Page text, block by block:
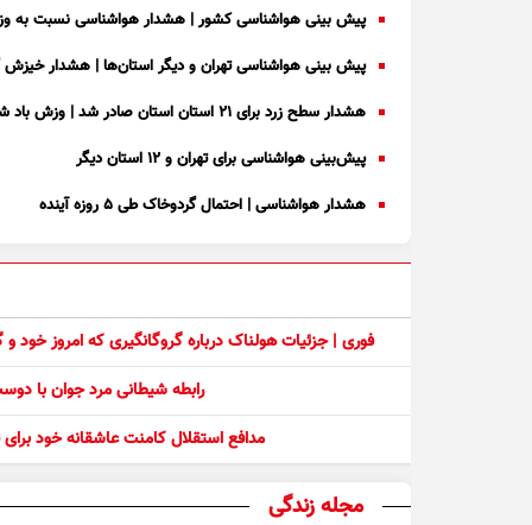
پیش بینی هواشناسی کشور | هشدار هواشناسی نسبت به
پیش بینی هواشناسی تهران و دیگر استان‌ها | هشدار خیزش گرد و
هشدار سطح زرد برای ۲۱ استان استان صادر شد | وزش باد شدید و گرد و خاک در ۱۸ استان
پیش‌بینی هواشناسی برای تهران و ۱۲ استان دیگر
هشدار هواشناسی | احتمال گردوخاک طی ۵ روزه آینده
فوری | جزئیات هولناک درباره گروگانگیری که امروز
رابطه شیطانی مرد جوان با
مدافع استقلال کامنت عاشقانه خود
مجله زندگی